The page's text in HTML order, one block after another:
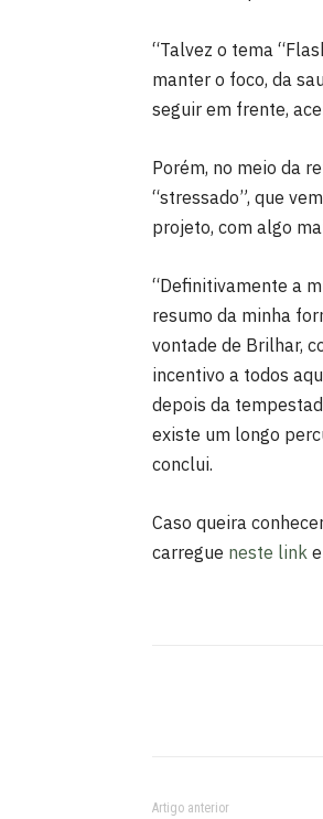
“Talvez o tema
manter o foco, da
seguir em frente,
Porém, no meio da
“stressado”, que
projeto, com algo
“Definitivamente a
resumo da minha
vontade de Brilhar,
incentivo a todos
depois da
existe um longo
conclui.
Caso queira
carregue neste link
Artigo anterior